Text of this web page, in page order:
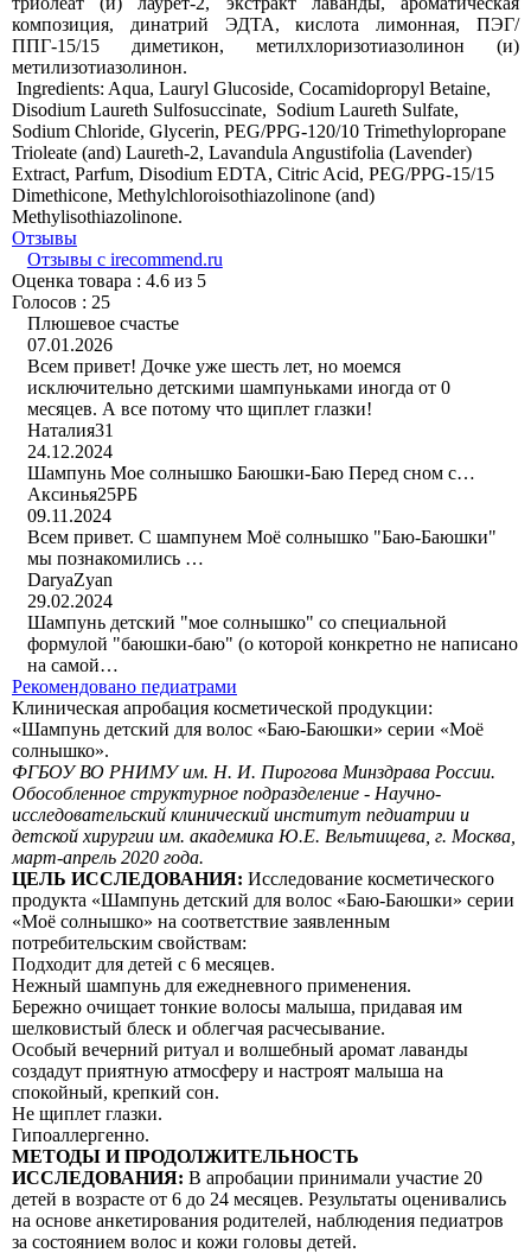
композиция, динатрий ЭДТА, кислота лимонная, ПЭГ/
ППГ-15/15 диметикон, метилхлоризотиазолинон (и)
метилизотиазолинон.
Ingredients: Aqua, Lauryl Glucoside, Cocamidopropyl Betaine,
Disodium Laureth Sulfosuccinate, Sodium Laureth Sulfate,
Sodium Chloride, Glycerin, PEG/PPG-120/10 Trimethylopropane
Trioleate (and) Laureth-2, Lavandula Angustifolia (Lavender)
Extract, Parfum, Disodium EDTA, Citric Acid, PEG/PPG-15/15
Dimethicone, Methylchloroisothiazolinone (аnd)
Methylisothiazolinone.
Отзывы
Отзывы с irecommend.ru
Оценка товара : 4.6 из 5
Голосов : 25
Плюшевое счастье
07.01.2026
Всем привет! Дочке уже шесть лет, но моемся
исключительно детскими шампуньками иногда от 0
месяцев. А все потому что щиплет глазки!
Наталия31
24.12.2024
Шампунь Мое солнышко Баюшки-Баю Перед сном с…
Аксинья25РБ
09.11.2024
Всем привет. С шампунем Моё солнышко "Баю-Баюшки"
мы познакомились …
DaryaZyan
29.02.2024
Шампунь детский "мое солнышко" со специальной
формулой "баюшки-баю" (о которой конкретно не написано
на самой…
Рекомендовано педиатрами
Клиническая апробация косметической продукции:
«Шампунь детский для волос «Баю-Баюшки» серии «Моё
солнышко».
ФГБОУ ВО РНИМУ им. Н. И. Пирогова Минздрава России.
Обособленное структурное подразделение - Научно-
исследовательский клинический институт педиатрии и
детской хирургии им. академика Ю.Е. Вельтищева, г. Москва,
март-апрель 2020 года.
ЦЕЛЬ ИССЛЕДОВАНИЯ: Исследование косметического
продукта «Шампунь детский для волос «Баю-Баюшки» серии
«Моё солнышко» на соответствие заявленным
потребительским свойствам:
Подходит для детей с 6 месяцев.
Нежный шампунь для ежедневного применения.
Бережно очищает тонкие волосы малыша, придавая им
шелковистый блеск и облегчая расчесывание.
Особый вечерний ритуал и волшебный аромат лаванды
создадут приятную атмосферу и настроят малыша на
спокойный, крепкий сон.
Не щиплет глазки.
Гипоаллергенно.
МЕТОДЫ И ПРОДОЛЖИТЕЛЬНОСТЬ
ИССЛЕДОВАНИЯ: В апробации принимали участие 20
детей в возрасте от 6 до 24 месяцев. Результаты оценивались
на основе анкетирования родителей, наблюдения педиатров
за состоянием волос и кожи головы детей.